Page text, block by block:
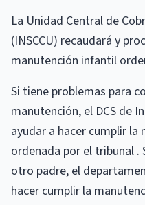
La Unidad Central de
(INSCCU) recaudará y
manutención infantil
Si tiene problemas para
manutención, el DCS de
ayudar a hacer cumplir
ordenada por el tribunal .
otro padre, el
hacer cumplir la